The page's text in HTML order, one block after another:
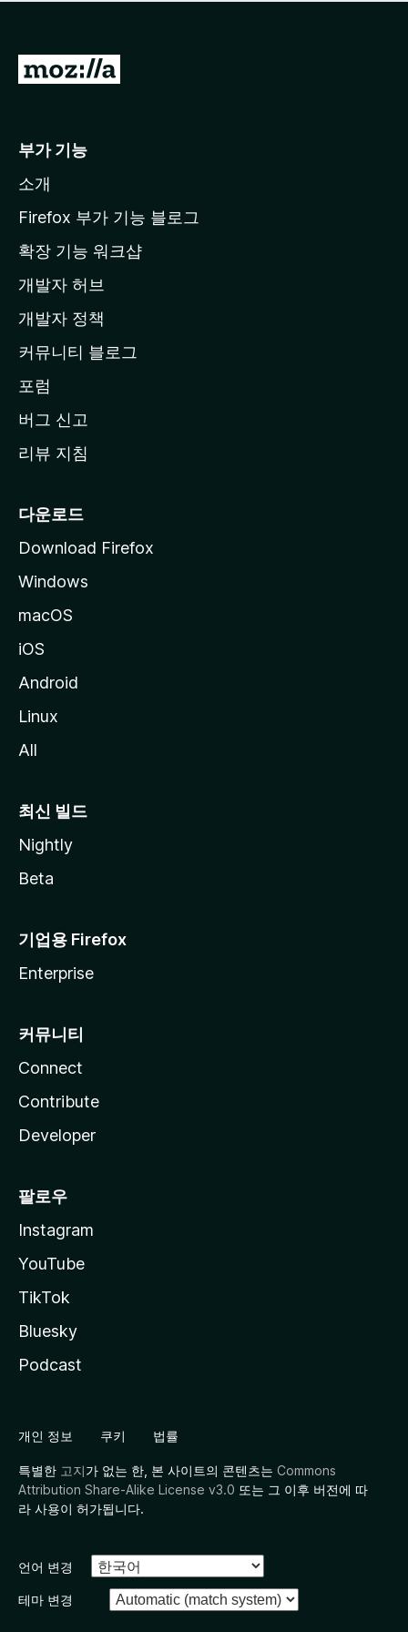
점
습
니
M
l
a
페
이
지
이
동
부가 기능
소개
Firefox 부가 기능 블로그
확장 기능 워크샵
개발자 허브
개발자 정책
커뮤니티 블로그
포럼
버그 신고
리뷰 지침
다운로드
Download Firefox
Windows
macOS
iOS
Android
Linux
All
최신 빌드
Nightly
Beta
기업용 Firefox
Enterprise
커뮤니티
Connect
Contribute
Developer
팔로우
Instagram
YouTube
TikTok
Bluesky
Podcast
개인 정보 쿠키 법률
특별한 고지가 없는 한, 본 사이트의 콘텐츠는 Commons
Attribution Share-Alike License v3.0 또는 그 이후 버전에 따
라 사용이 허가됩니다.
언어 변경
테마 변경